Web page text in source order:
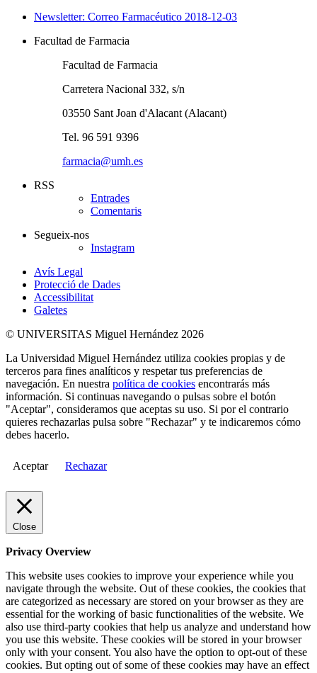
Newsletter: Correo Farmacéutico 2018-12-03
Facultad de Farmacia
Facultad de Farmacia
Carretera Nacional 332, s/n
03550 Sant Joan d'Alacant (Alacant)
Tel. 96 591 9396
farmacia@umh.es
RSS
Entrades
Comentaris
Segueix-nos
Instagram
Avís Legal
Protecció de Dades
Accessibilitat
Galetes
© UNIVERSITAS Miguel Hernández 2026
La Universidad Miguel Hernández utiliza cookies propias y de
terceros para fines analíticos y respetar tus preferencias de
navegación. En nuestra política de cookies encontrarás más
información. Si continuas navegando o pulsas sobre el botón
"Aceptar", consideramos que aceptas su uso. Si por el contrario
quieres rechazarlas pulsa sobre "Rechazar" y te indicaremos cómo
debes hacerlo.
Aceptar Rechazar
Close
Privacy Overview
This website uses cookies to improve your experience while you
navigate through the website. Out of these cookies, the cookies that
are categorized as necessary are stored on your browser as they are
essential for the working of basic functionalities of the website. We
also use third-party cookies that help us analyze and understand how
you use this website. These cookies will be stored in your browser
only with your consent. You also have the option to opt-out of these
cookies. But opting out of some of these cookies may have an effect